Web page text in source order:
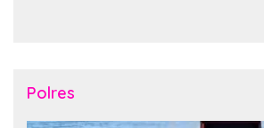
Polres